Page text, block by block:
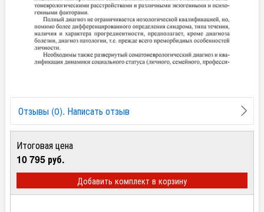
Отзывы (0). Написать отзыв
Итоговая цена
10 795 руб.
Добавить комплект в корзину